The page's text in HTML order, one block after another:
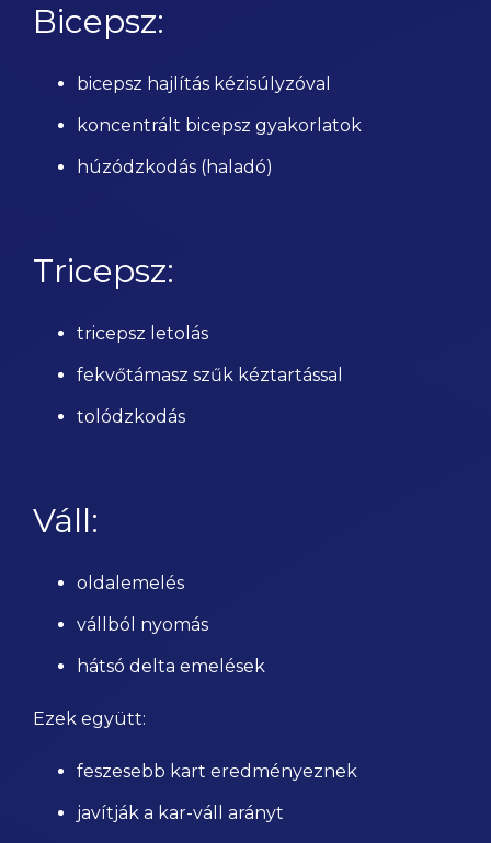
Bicepsz:
bicepsz hajlítás kézisúlyzóval
koncentrált bicepsz gyakorlatok
húzódzkodás (haladó)
Tricepsz:
tricepsz letolás
fekvőtámasz szűk kéztartással
tolódzkodás
Váll:
oldalemelés
vállból nyomás
hátsó delta emelések
Ezek együtt:
feszesebb kart eredményeznek
javítják a kar-váll arányt